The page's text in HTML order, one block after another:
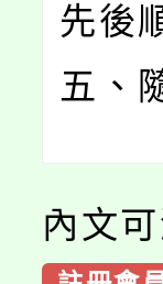
先後
五、
內文